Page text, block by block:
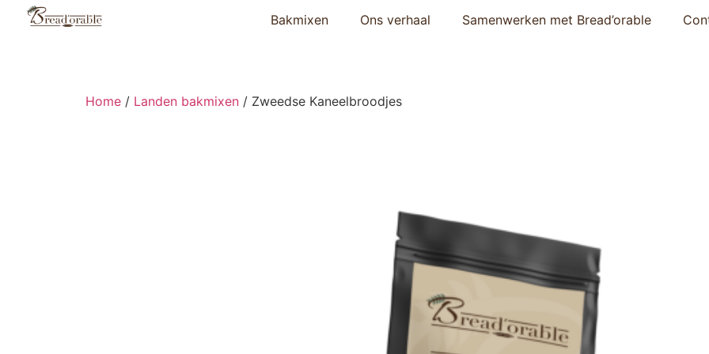
Bakmixen Ons verhaal Samenwerken met Bread’orable
Home/ Landen bakmixen/ Zweedse Kaneelbroodjes